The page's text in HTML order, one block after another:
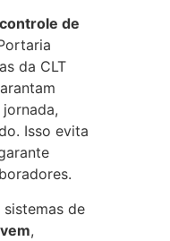
controle de
da CLT
Isso evita
de
,